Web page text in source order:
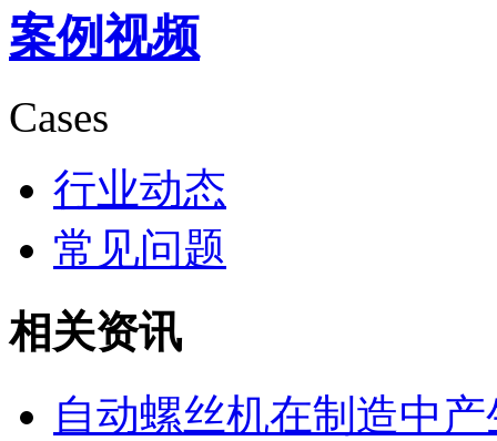
案例视频
Cases
行业动态
常见问题
相关资讯
自动螺丝机在制造中